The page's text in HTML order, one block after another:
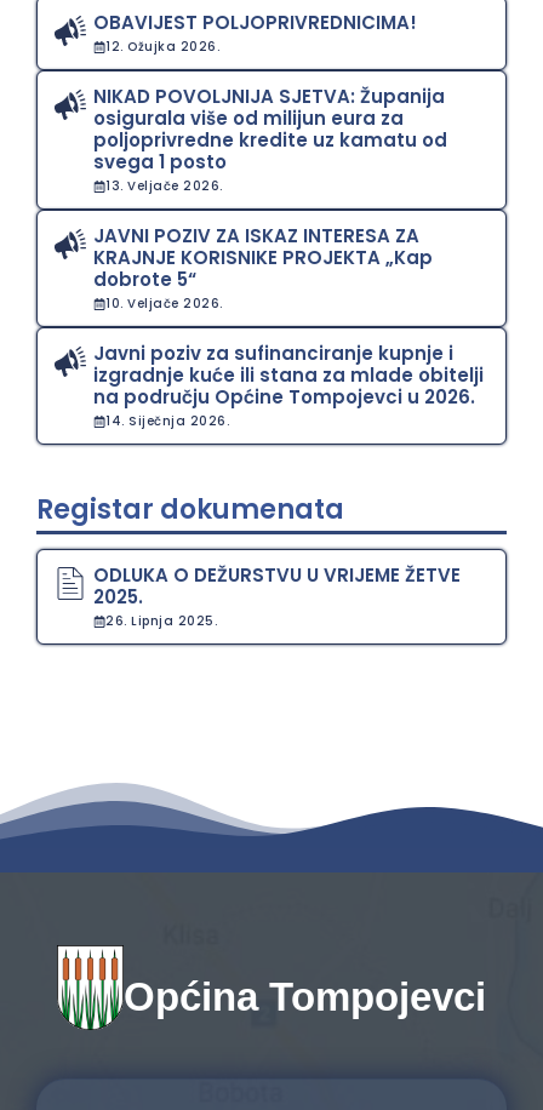
OBAVIJEST POLJOPRIVREDNICIMA!
12. Ožujka 2026.
NIKAD POVOLJNIJA SJETVA: Županija
osigurala više od milijun eura za
poljoprivredne kredite uz kamatu od
svega 1 posto
13. Veljače 2026.
JAVNI POZIV ZA ISKAZ INTERESA ZA
KRAJNJE KORISNIKE PROJEKTA „Kap
dobrote 5“
10. Veljače 2026.
Javni poziv za sufinanciranje kupnje i
izgradnje kuće ili stana za mlade obitelji
na području Općine Tompojevci u 2026.
14. Siječnja 2026.
Registar dokumenata
ODLUKA O DEŽURSTVU U VRIJEME ŽETVE
2025.
26. Lipnja 2025.
Općina Tompojevci